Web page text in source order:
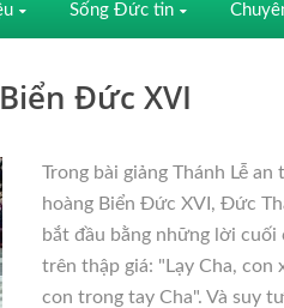
Sống Đức tin
Đức XVI
Trong bài giảng Thánh Lễ
hoàng Biển Đức XVI, Đức
bắt đầu bằng những lời cuối
trên thập giá: "Lạy Cha, con
con trong tay Cha". Và suy